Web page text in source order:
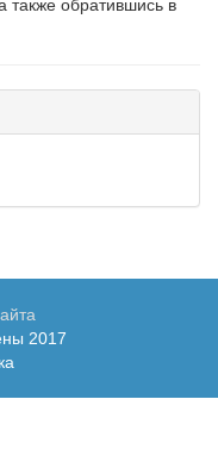
а также обратившись в
2017